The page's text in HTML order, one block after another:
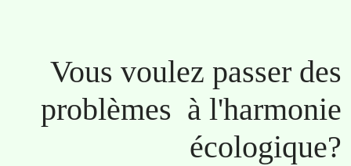
Vous voulez passer des
problèmes à l'harmonie
écologique?